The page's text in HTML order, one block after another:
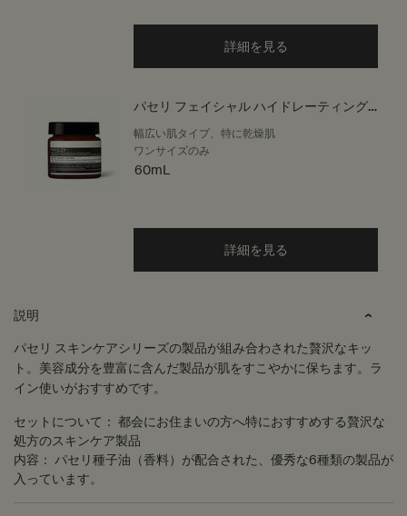
詳細を見る
パセリ フェイシャル ハイドレーティング
クリーム
幅広い肌タイプ、特に乾燥肌
ワンサイズのみ
60mL
詳細を見る
説明
パセリ スキンケアシリーズの製品が組み合わされた贅沢なキッ
ト。美容成分を豊富に含んだ製品が肌をすこやかに保ちます。ラ
イン使いがおすすめです。
セットについて： 都会にお住まいの方へ特におすすめする贅沢な
処方のスキンケア製品
内容： パセリ種子油（香料）が配合された、優秀な6種類の製品が
入っています。